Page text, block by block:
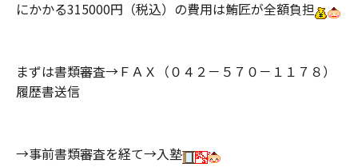
にかかる315000円（税込）の費用は鮪匠が全額負担
まずは書類審査→ＦＡＸ（０４２－５７０－１１７８）
履歴書送信
→事前書類審査を経て→入塾